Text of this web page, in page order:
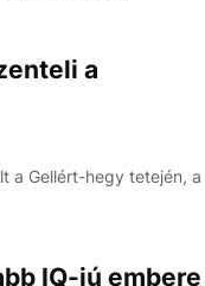
a
a Gellért-hegy tetején, a
IQ-jú embere